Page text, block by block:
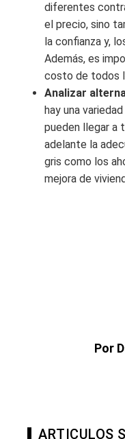
diferentes
el precio, sino
la confianza y,
Además, es
costo de todos
Analizar
hay una
pueden llegar a
adelante la
gris como los
mejora de
Por
ARTICULOS